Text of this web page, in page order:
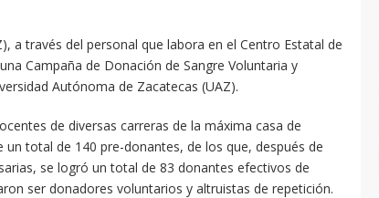
a través del personal que labora en el Centro Estatal de
Campaña de Donación de Sangre Voluntaria y
Autónoma de Zacatecas (UAZ).
de diversas carreras de la máxima casa de
total de 140 pre-donantes, de los que, después de
se logró un total de 83 donantes efectivos de
ser donadores voluntarios y altruistas de repetición.